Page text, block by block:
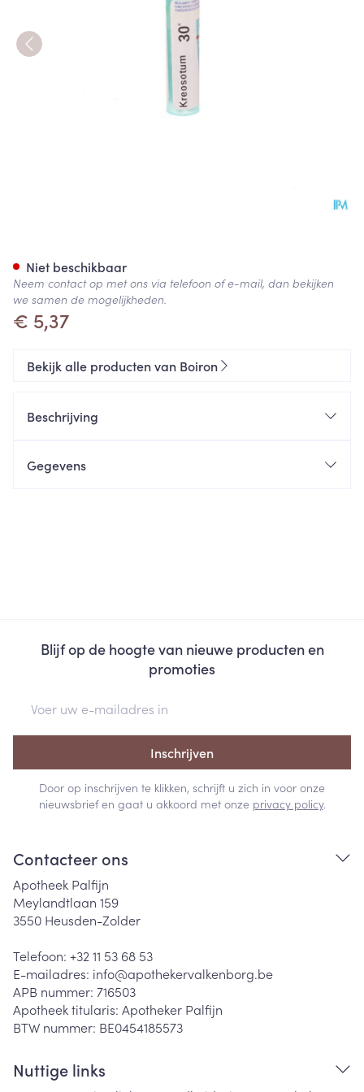
€ 5,37
Niet beschikbaar
Neem contact op met ons via telefoon of e-mail, dan bekijken
we samen de mogelijkheden.
Bekijk alle producten van Boiron
Beschrijving
Gegevens
Blijf op de hoogte van nieuwe producten en
promoties
Inschrijven
Door op inschrijven te klikken, schrijft u zich in voor onze
nieuwsbrief en gaat u akkoord met onze privacy policy.
Contacteer ons
Apotheek Palfijn
Meylandtlaan 159
3550 Heusden-Zolder
Telefoon: +32 11 53 68 53
E-mailadres: info@apothekervalkenborg.be
APB nummer: 716503
Apotheek titularis: Apotheker Palfijn
BTW nummer: BE0454185573
Nuttige links